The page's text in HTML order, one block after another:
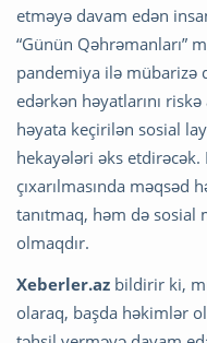
etməyə davam edən
“Günün Qəhrəmanları”
pandemiya ilə mübarizə
edərkən həyatlarını
həyata keçirilən sosial
hekayələri əks
çıxarılmasında məqsəd
tanıtmaq, həm də
olmaqdır.
Xeberler.az bildirir ki,
olaraq, başda həkimlər